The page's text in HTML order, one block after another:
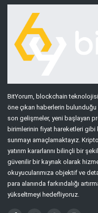
BitYorum, blockchain
öne çıkan haberlerin
son gelişmeler, yeni başlayan
birimlerinin fiyat hareketleri gibi
sunmayı amaçlamaktayız.
yatırım kararlarını bilinçli bir
güvenilir bir kaynak olarak
okuyucularımıza objektif ve
para alanında farkındalığı
yükseltmeyi hedefliyoruz.